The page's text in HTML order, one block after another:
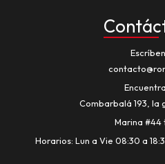
Combarbalá 193, la
Marina #44
Horarios: Lun a Vie 08:30 a